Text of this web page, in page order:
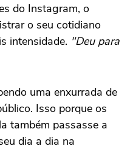
do Instagram, o
o seu cotidiano
intensidade. "Deu para
uma enxurrada de
Isso porque os
também passasse a
dia a dia na